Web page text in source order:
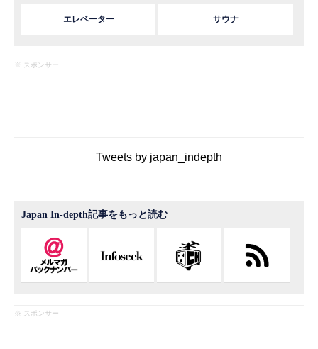
エレベーター サウナ
※ スポンサー
Tweets by japan_indepth
Japan In-depth記事をもっと読む
※ スポンサー